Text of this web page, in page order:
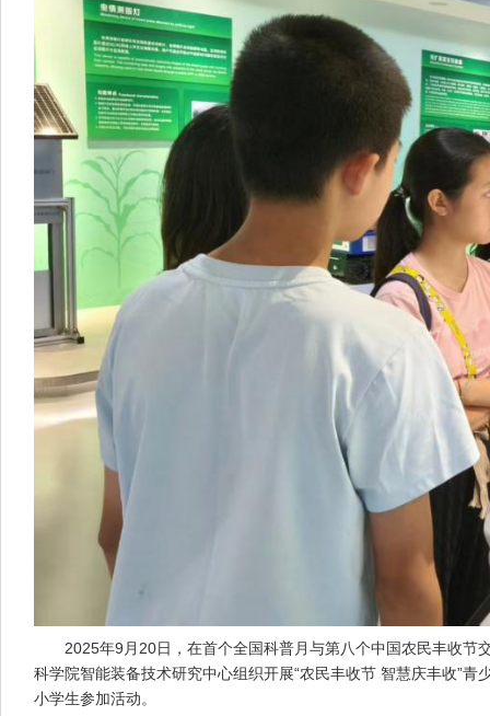
2025年9月20日，在首个全国科普月与第八个中国农民丰收节
科学院智能装备技术研究中心组织开展“农民丰收节 智慧庆丰收”
小学生参加活动。